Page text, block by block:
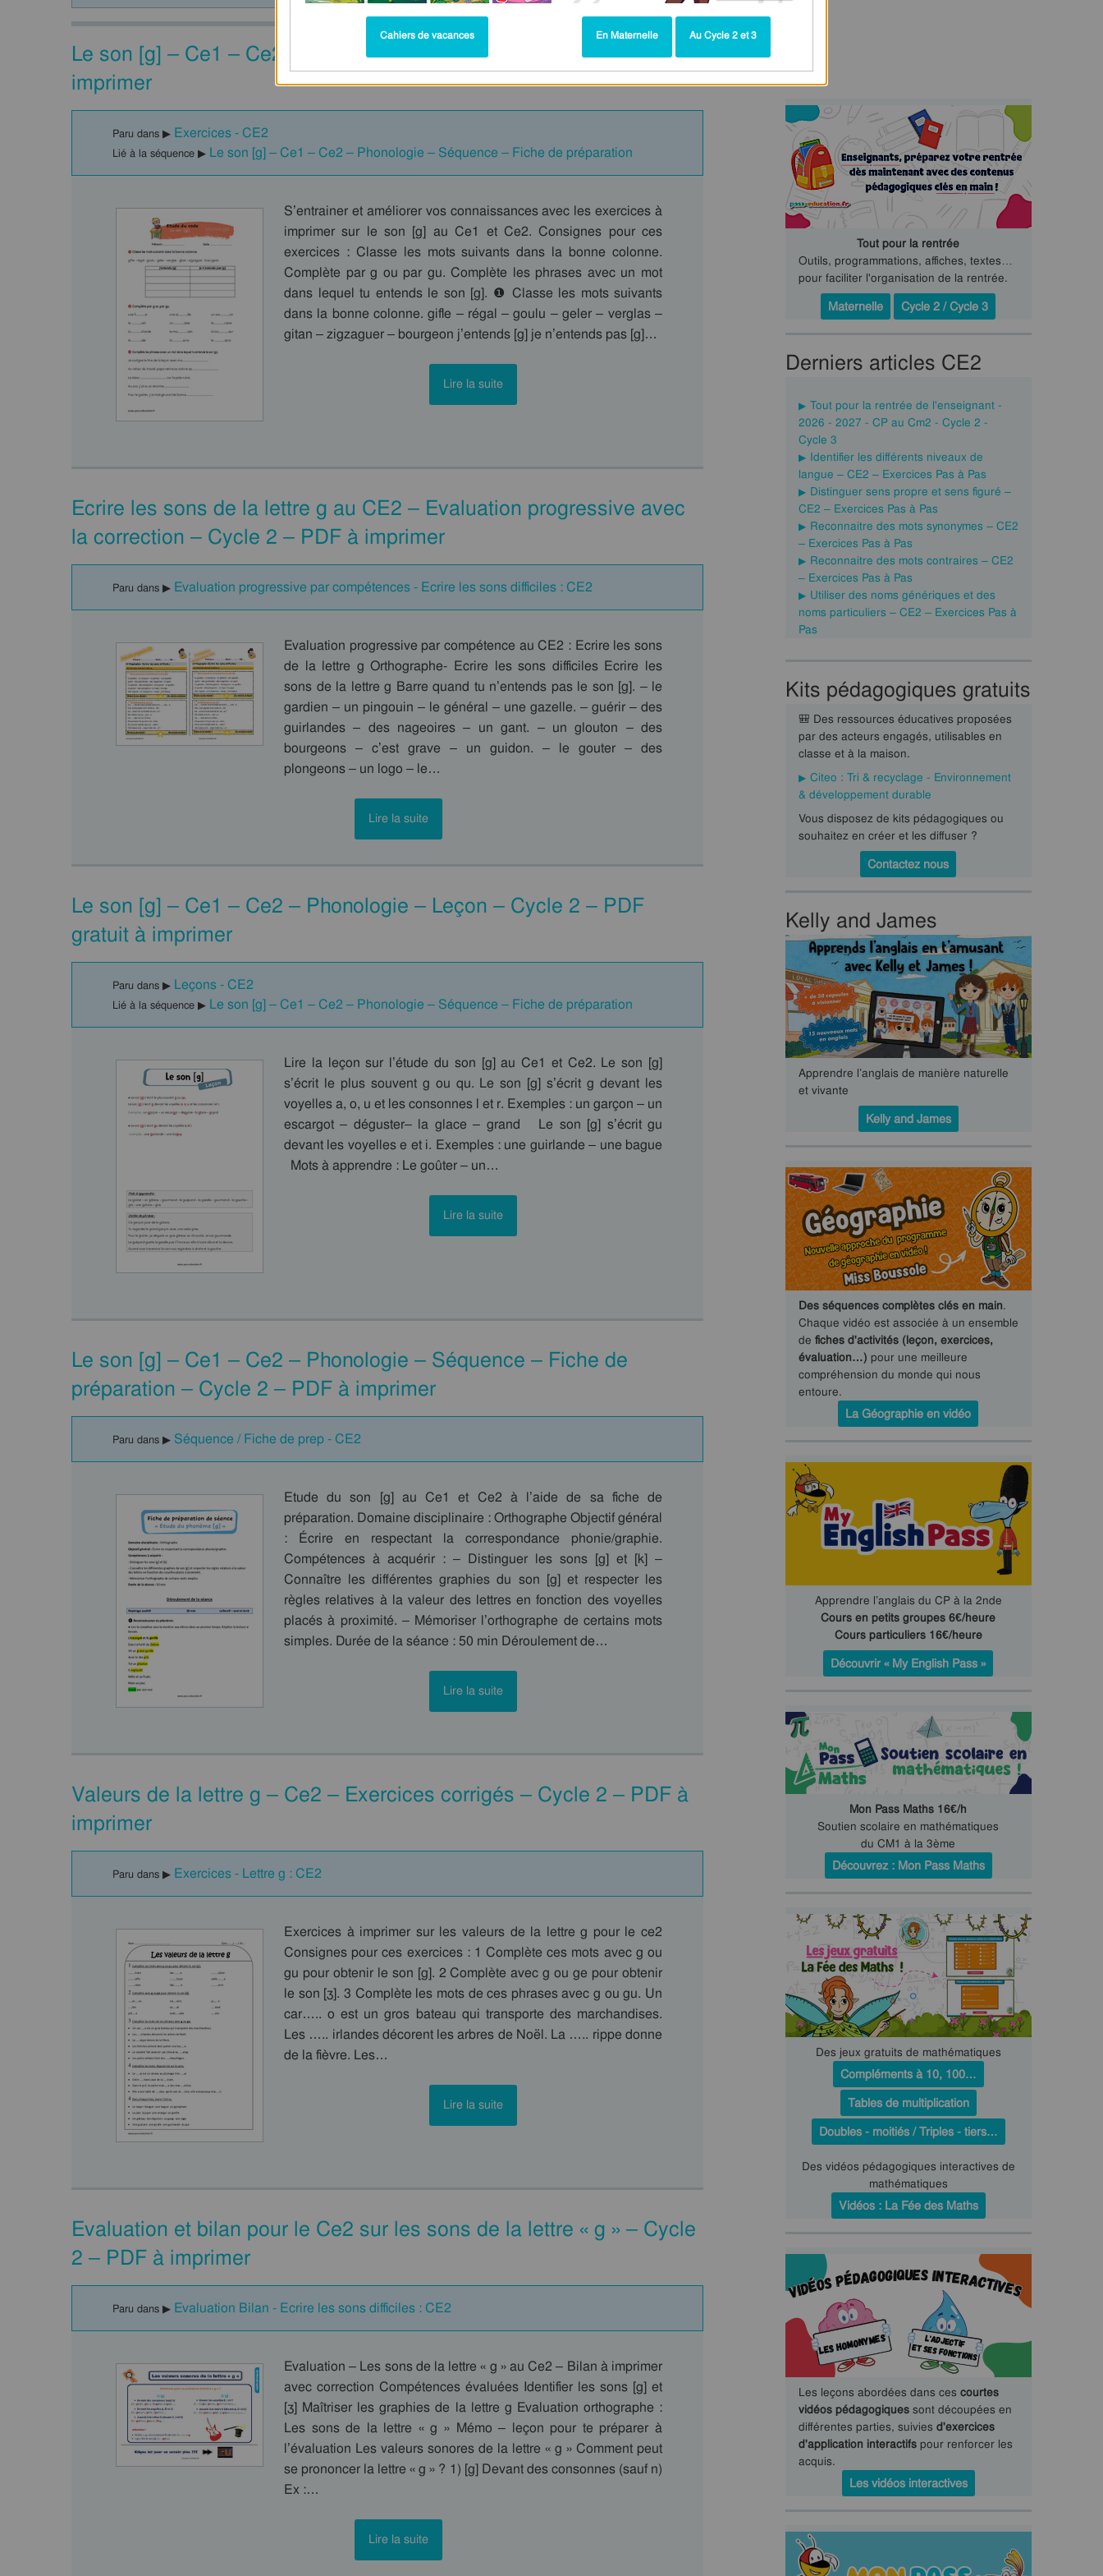
Le son [g] – Ce1 – Ce2 – Phonologie – Exercices – Cycle 2 – PDF à
imprimer
Paru dans ▶ Exercices - CE2
Lié à la séquence ▶ Le son [g] – Ce1 – Ce2 – Phonologie – Séquence – Fiche de préparation
S’entrainer et améliorer vos connaissances avec les exercices à
imprimer sur le son [g] au Ce1 et Ce2. Consignes pour ces
exercices : Classe les mots suivants dans la bonne colonne.
Complète par g ou par gu. Complète les phrases avec un mot
dans lequel tu entends le son [g]. ❶ Classe les mots suivants
dans la bonne colonne. gifle – régal – goulu – geler – verglas –
gitan – zigzaguer – bourgeon j’entends [g] je n’entends pas [g]…
Lire la suite
Ecrire les sons de la lettre g au CE2 – Evaluation progressive avec
la correction – Cycle 2 – PDF à imprimer
Paru dans ▶ Evaluation progressive par compétences - Ecrire les sons difficiles : CE2
Evaluation progressive par compétence au CE2 : Ecrire les sons
de la lettre g Orthographe- Ecrire les sons difficiles Ecrire les
sons de la lettre g Barre quand tu n’entends pas le son [g]. – le
gardien – un pingouin – le général – une gazelle. – guérir – des
guirlandes – des nageoires – un gant. – un glouton – des
bourgeons – c’est grave – un guidon. – le gouter – des
plongeons – un logo – le…
Lire la suite
Le son [g] – Ce1 – Ce2 – Phonologie – Leçon – Cycle 2 – PDF
gratuit à imprimer
Paru dans ▶ Leçons - CE2
Lié à la séquence ▶ Le son [g] – Ce1 – Ce2 – Phonologie – Séquence – Fiche de préparation
Lire la leçon sur l’étude du son [g] au Ce1 et Ce2. Le son [g]
s’écrit le plus souvent g ou qu. Le son [g] s’écrit g devant les
voyelles a, o, u et les consonnes l et r. Exemples : un garçon – un
escargot – déguster– la glace – grand Le son [g] s’écrit gu
devant les voyelles e et i. Exemples : une guirlande – une bague
Mots à apprendre : Le goûter – un…
Lire la suite
Le son [g] – Ce1 – Ce2 – Phonologie – Séquence – Fiche de
préparation – Cycle 2 – PDF à imprimer
Paru dans ▶ Séquence / Fiche de prep - CE2
Etude du son [g] au Ce1 et Ce2 à l’aide de sa fiche de
préparation. Domaine disciplinaire : Orthographe Objectif général
: Écrire en respectant la correspondance phonie/graphie.
Compétences à acquérir : – Distinguer les sons [g] et [k] –
Connaître les différentes graphies du son [g] et respecter les
règles relatives à la valeur des lettres en fonction des voyelles
placés à proximité. – Mémoriser l’orthographe de certains mots
simples. Durée de la séance : 50 min Déroulement de…
Lire la suite
Valeurs de la lettre g – Ce2 – Exercices corrigés – Cycle 2 – PDF à
imprimer
Paru dans ▶ Exercices - Lettre g : CE2
Exercices à imprimer sur les valeurs de la lettre g pour le ce2
Consignes pour ces exercices : 1 Complète ces mots avec g ou
gu pour obtenir le son [g]. 2 Complète avec g ou ge pour obtenir
le son [ʒ]. 3 Complète les mots de ces phrases avec g ou gu. Un
car….. o est un gros bateau qui transporte des marchandises.
Les ….. irlandes décorent les arbres de Noël. La ….. rippe donne
de la fièvre. Les…
Lire la suite
Evaluation et bilan pour le Ce2 sur les sons de la lettre « g » – Cycle
2 – PDF à imprimer
Paru dans ▶ Evaluation Bilan - Ecrire les sons difficiles : CE2
Evaluation – Les sons de la lettre « g » au Ce2 – Bilan à imprimer
avec correction Compétences évaluées Identifier les sons [g] et
[ʒ] Maîtriser les graphies de la lettre g Evaluation orthographe :
Les sons de la lettre « g » Mémo – leçon pour te préparer à
l’évaluation Les valeurs sonores de la lettre « g » Comment peut
se prononcer la lettre « g » ? 1) [g] Devant des consonnes (sauf n)
Ex :…
Lire la suite
Tout pour la rentrée
Outils, programmations, affiches, textes…
pour faciliter l'organisation de la rentrée.
Maternelle
Cycle 2 / Cycle 3
Derniers articles CE2
Tout pour la rentrée de l'enseignant -
2026 - 2027 - CP au Cm2 - Cycle 2 -
Cycle 3
Identifier les différents niveaux de
langue – CE2 – Exercices Pas à Pas
Distinguer sens propre et sens figuré –
CE2 – Exercices Pas à Pas
Reconnaitre des mots synonymes – CE2
– Exercices Pas à Pas
Reconnaitre des mots contraires – CE2
– Exercices Pas à Pas
Utiliser des noms génériques et des
noms particuliers – CE2 – Exercices Pas à
Pas
Kits pédagogiques gratuits
🎒 Des ressources éducatives proposées
par des acteurs engagés, utilisables en
classe et à la maison.
Citeo : Tri & recyclage - Environnement
& développement durable
Vous disposez de kits pédagogiques ou
souhaitez en créer et les diffuser ?
Contactez nous
Kelly and James
Apprendre l’anglais de manière naturelle
et vivante
Kelly and James
Des séquences complètes clés en main.
Chaque vidéo est associée à un ensemble
de fiches d'activités (leçon, exercices,
évaluation…) pour une meilleure
compréhension du monde qui nous
entoure.
La Géographie en vidéo
Apprendre l’anglais du CP à la 2nde
Cours en petits groupes 6€/heure
Cours particuliers 16€/heure
Découvrir « My English Pass »
Mon Pass Maths 16€/h
Soutien scolaire en mathématiques
du CM1 à la 3ème
Découvrez : Mon Pass Maths
Des jeux gratuits de mathématiques
Compléments à 10, 100…
Tables de multiplication
Doubles - moitiés / Triples - tiers…
Des vidéos pédagogiques interactives de
mathématiques
Vidéos : La Fée des Maths
Les leçons abordées dans ces courtes
vidéos pédagogiquessont découpées en
différentes parties, suivies d'exercices
d'application interactifspour renforcer les
acquis.
Les vidéos interactives
Cahiers de vacances En Maternelle Au Cycle 2 et 3